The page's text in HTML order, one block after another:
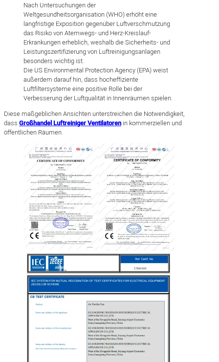
Nach Untersuchungen der
Weltgesundheitsorganisation (WHO) erhöht eine
langfristige Exposition gegenüber Luftverschmutzung
das Risiko von Atemwegs- und Herz-Kreislauf-
Erkrankungen erheblich, weshalb die Sicherheits- und
Leistungszertifizierung von Luftreinigungsanlagen
besonders wichtig ist.
Die US Environmental Protection Agency (EPA) weist
außerdem darauf hin, dass hocheffiziente
Luftfiltersysteme eine positive Rolle bei der
Verbesserung der Luftqualität in Innenräumen spielen.
Diese maßgeblichen Ansichten unterstreichen die Notwendigkeit,
dass Großhandel Luftreiniger Ventilatoren in kommerziellen und
öffentlichen Räumen.